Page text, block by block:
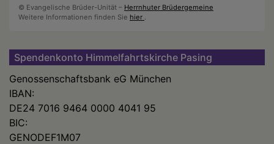
© Evangelische Brüder-Unität – Herrnhuter Brüdergemeine
Weitere Informationen finden Sie hier .
Spendenkonto Himmelfahrtskirche Pasing
Genossenschaftsbank eG München
IBAN:
DE24 7016 9464 0000 4041 95
BIC:
GENODEF1M07